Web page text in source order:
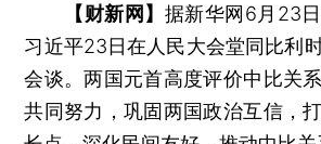
【财新网】 据新华网6月23
习近平23日在人民大会堂同比利
会谈。两国元首高度评价中比关
共同努力，巩固两国政治互信，